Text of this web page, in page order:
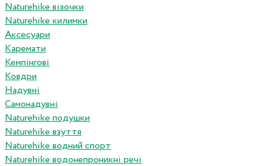
Naturehike візочки
Naturehike килимки
Аксесуари
Каремати
Кемпінгові
Ковдри
Надувні
Самонадувні
Naturehike подушки
Naturehike взуття
Naturehike водний спорт
Naturehike водонепроникні речі